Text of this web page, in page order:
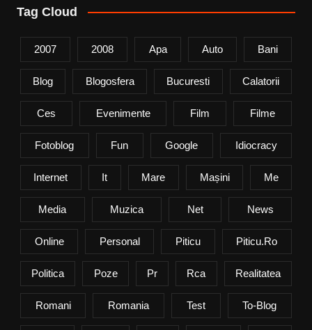
Tag Cloud
2007 2008 Apa Auto Bani
Blog Blogosfera Bucuresti Calatorii
Ces Evenimente Film Filme
Fotoblog Fun Google Idiocracy
Internet It Mare Mașini Me
Media Muzica Net News
Online Personal Piticu Piticu.ro
Politica Poze Pr Rca Realitatea
Romani Romania Test To-Blog